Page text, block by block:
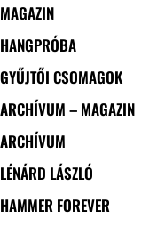
MAGAZIN
HANGPRÓBA
GYŰJTŐI CSOMAGOK
ARCHÍVUM – MAGAZIN
ARCHÍVUM
LÉNÁRD LÁSZLÓ
HAMMER FOREVER